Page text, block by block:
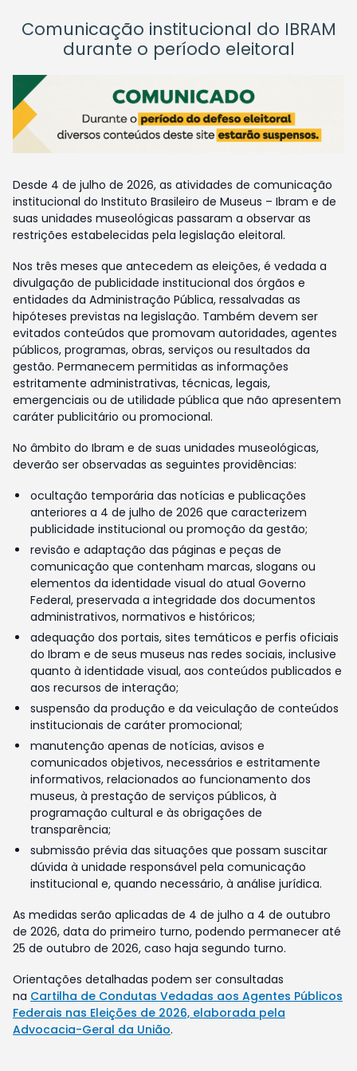
Comunicação institucional do IBRAM
durante o período eleitoral
Desde 4 de julho de 2026, as atividades de comunicação
institucional do Instituto Brasileiro de Museus – Ibram e de
suas unidades museológicas passaram a observar as
restrições estabelecidas pela legislação eleitoral.
Nos três meses que antecedem as eleições, é vedada a
divulgação de publicidade institucional dos órgãos e
entidades da Administração Pública, ressalvadas as
hipóteses previstas na legislação. Também devem ser
evitados conteúdos que promovam autoridades, agentes
públicos, programas, obras, serviços ou resultados da
gestão. Permanecem permitidas as informações
estritamente administrativas, técnicas, legais,
emergenciais ou de utilidade pública que não apresentem
caráter publicitário ou promocional.
No âmbito do Ibram e de suas unidades museológicas,
deverão ser observadas as seguintes providências:
ocultação temporária das notícias e publicações
anteriores a 4 de julho de 2026 que caracterizem
publicidade institucional ou promoção da gestão;
revisão e adaptação das páginas e peças de
comunicação que contenham marcas, slogans ou
elementos da identidade visual do atual Governo
Federal, preservada a integridade dos documentos
administrativos, normativos e históricos;
adequação dos portais, sites temáticos e perfis oficiais
do Ibram e de seus museus nas redes sociais, inclusive
quanto à identidade visual, aos conteúdos publicados e
aos recursos de interação;
suspensão da produção e da veiculação de conteúdos
institucionais de caráter promocional;
manutenção apenas de notícias, avisos e
comunicados objetivos, necessários e estritamente
informativos, relacionados ao funcionamento dos
museus, à prestação de serviços públicos, à
programação cultural e às obrigações de
transparência;
submissão prévia das situações que possam suscitar
dúvida à unidade responsável pela comunicação
institucional e, quando necessário, à análise jurídica.
As medidas serão aplicadas de 4 de julho a 4 de outubro
de 2026, data do primeiro turno, podendo permanecer até
25 de outubro de 2026, caso haja segundo turno.
Orientações detalhadas podem ser consultadas
na Cartilha de Condutas Vedadas aos Agentes Públicos
Federais nas Eleições de 2026, elaborada pela
Advocacia-Geral da União.